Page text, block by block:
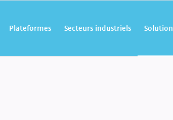
Plateformes Secteurs industriels